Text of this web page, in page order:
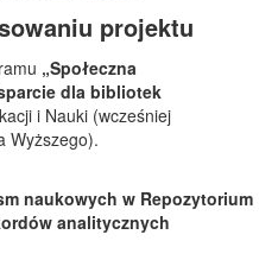
projektu
„Społeczna
dla bibliotek
i Nauki (wcześniej
Wyższego).
naukowych w Repozytorium
analitycznych